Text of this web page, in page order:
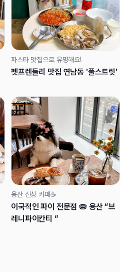
파스타 맛집으로 유명해요!
펫프렌들리 맛집 연남동 '풀스트릿'
용산 신상 카페☕
이국적인 파이 전문점 🥧 용산 “브
레니파이칸티 ”